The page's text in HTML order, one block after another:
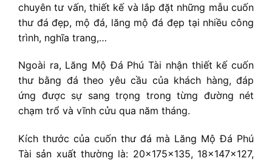
chuyên tư vấn, thiết kế và lắp đặt những mẫu cuốn
thư đá đẹp, mộ đá, lăng mộ đá đẹp tại nhiều công
trình, nghĩa trang,…
Ngoài ra, Lăng Mộ Đá Phú Tài nhận thiết kế cuốn
thư bằng đá theo yêu cầu của khách hàng, đáp
ứng được sự sang trọng trong từng đường nét
chạm trổ và vĩnh cửu qua năm tháng.
Kích thước của cuốn thư đá mà Lăng Mộ Đá Phú
Tài sản xuất thường là: 20x175x135, 18x147x127,